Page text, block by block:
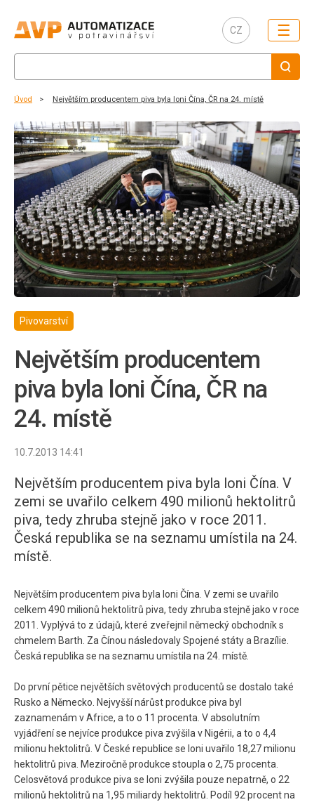
CZ ☰
Úvod Největším producentem piva byla loni Čína, ČR na 24. místě
Pivovarství
Největším producentem
piva byla loni Čína, ČR na
24. místě
10.7.2013 14:41
Největším producentem piva byla loni Čína. V
zemi se uvařilo celkem 490 milionů hektolitrů
piva, tedy zhruba stejně jako v roce 2011.
Česká republika se na seznamu umístila na 24.
místě.
Největším producentem piva byla loni Čína. V zemi se uvařilo
celkem 490 milionů hektolitrů piva, tedy zhruba stejně jako v roce
2011. Vyplývá to z údajů, které zveřejnil německý obchodník s
chmelem Barth. Za Čínou následovaly Spojené státy a Brazílie.
Česká republika se na seznamu umístila na 24. místě.
Do první pětice největších světových producentů se dostalo také
Rusko a Německo. Nejvyšší nárůst produkce piva byl
zaznamenám v Africe, a to o 11 procenta. V absolutním
vyjádření se nejvíce produkce piva zvýšila v Nigérii, a to o 4,4
milionu hektolitrů. V České republice se loni uvařilo 18,27 milionu
hektolitrů piva. Meziročně produkce stoupla o 2,75 procenta.
Celosvětová produkce piva se loni zvýšila pouze nepatrně, o 22
milionů hektolitrů na 1,95 miliardy hektolitrů. Podíl 92 procent na